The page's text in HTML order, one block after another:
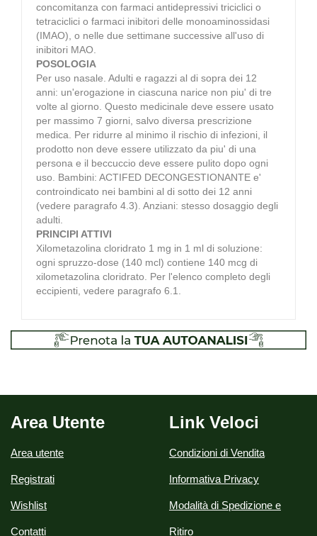
concomitanza con farmaci antidepressivi triciclici o
tetraciclici o farmaci inibitori delle monoaminossidasi
(IMAO), o nelle due settimane successive all'uso di
inibitori MAO.
POSOLOGIA
Per uso nasale. Adulti e ragazzi al di sopra dei 12
anni: un'erogazione in ciascuna narice non piu' di tre
volte al giorno. Questo medicinale deve essere usato
per massimo 7 giorni, salvo diversa prescrizione
medica. Per ridurre al minimo il rischio di infezioni, il
prodotto non deve essere utilizzato da piu' di una
persona e il beccuccio deve essere pulito dopo ogni
uso. Bambini: ACTIFED DECONGESTIONANTE e'
controindicato nei bambini al di sotto dei 12 anni
(vedere paragrafo 4.3). Anziani: stesso dosaggio degli
adulti.
PRINCIPI ATTIVI
Xilometazolina cloridrato 1 mg in 1 ml di soluzione:
ogni spruzzo-dose (140 mcl) contiene 140 mcg di
xilometazolina cloridrato. Per l'elenco completo degli
eccipienti, vedere paragrafo 6.1.
Area Utente
Area utente
Registrati
Wishlist
Contatti
Link Veloci
Condizioni di Vendita
Informativa Privacy
Modalità di Spedizione e
Ritiro